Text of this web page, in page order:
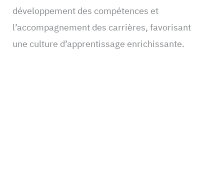
développement des compétences et
l’accompagnement des carrières, favorisant
une culture d’apprentissage enrichissante.